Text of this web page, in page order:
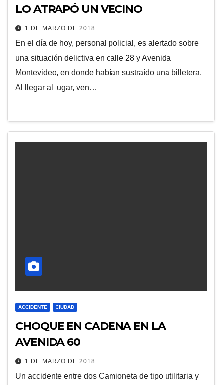
LO ATRAPÓ UN VECINO
1 DE MARZO DE 2018
En el día de hoy, personal policial, es alertado sobre
una situación delictiva en calle 28 y Avenida
Montevideo, en donde habían sustraído una billetera.
Al llegar al lugar, ven…
ACCIDENTE CIUDAD
CHOQUE EN CADENA EN LA
AVENIDA 60
1 DE MARZO DE 2018
Un accidente entre dos Camioneta de tipo utilitaria y